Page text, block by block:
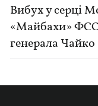
Вибух у серці
«Майбахи»
генерала Чайко